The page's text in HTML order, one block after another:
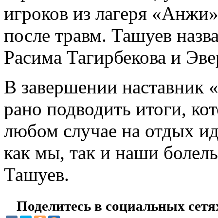
игроков из лагеря
после травм. Ташуев
Расима Тагирбекова и
В завершении наставник
рано подводить итоги,
любом случае на отдых
как мы, так и наши
Ташуев.
Поделитесь в социальных